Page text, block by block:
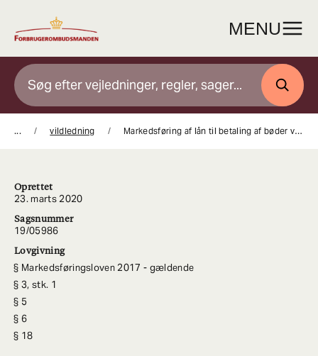
indhold
MENU
SØG
... vildledning Markedsføring af lån til betaling af bøder var vildledende, i strid med kreditoplysningsreglerne og i strid med god skik
Oprettet
23. marts 2020
Sagsnummer
19/05986
Lovgivning
Markedsføringsloven 2017 - gældende
3, stk. 1
5
6
18